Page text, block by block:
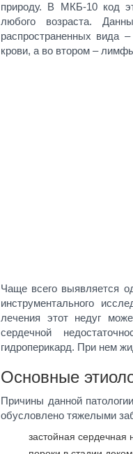
природу. В МКБ-10 код
любого возраста.
распространенных вида
крови, а во втором –
Чаще всего выявляется
инструментального
лечения этот недуг
сердечной
гидроперикард. При нем
Основные
Причины данной
обусловлено тяжелыми
застойная сердечная